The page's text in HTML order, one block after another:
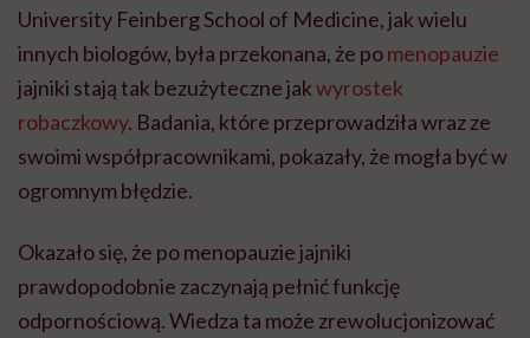
University Feinberg School of Medicine, jak wielu
innych biologów, była przekonana, że pomenopauzie
jajniki stają tak bezużyteczne jakwyrostek
robaczkowy. Badania, które przeprowadziła wraz ze
swoimi współpracownikami, pokazały, że mogła być w
ogromnym błędzie.
Okazało się, że po menopauzie jajniki
prawdopodobnie zaczynają pełnić funkcję
odpornościową. Wiedza ta może zrewolucjonizować